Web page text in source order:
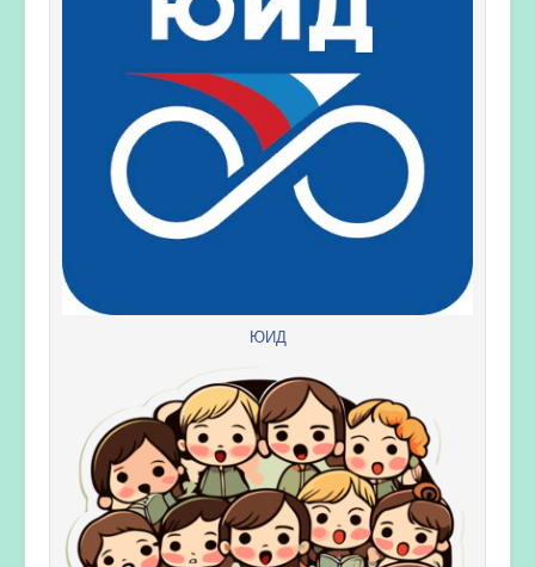
ЮИД